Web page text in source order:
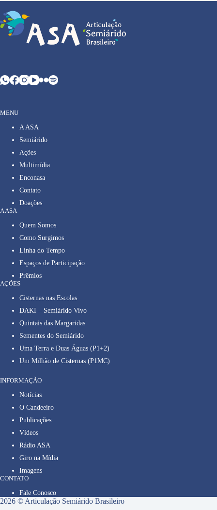
MENU
A ASA
Semiárido
Ações
Multimídia
Enconasa
Contato
Doações
A ASA
Quem Somos
Como Surgimos
Linha do Tempo
Espaços de Participação
Prêmios
AÇÕES
Cisternas nas Escolas
DAKI – Semiárido Vivo
Quintais das Margaridas
Sementes do Semiárido
Uma Terra e Duas Águas (P1+2)
Um Milhão de Cisternas (P1MC)
INFORMAÇÃO
Notícias
O Candeeiro
Publicações
Vídeos
Rádio ASA
Giro na Mídia
Imagens
CONTATO
Fale Conosco
2026 © Articulação Semiárido Brasileiro